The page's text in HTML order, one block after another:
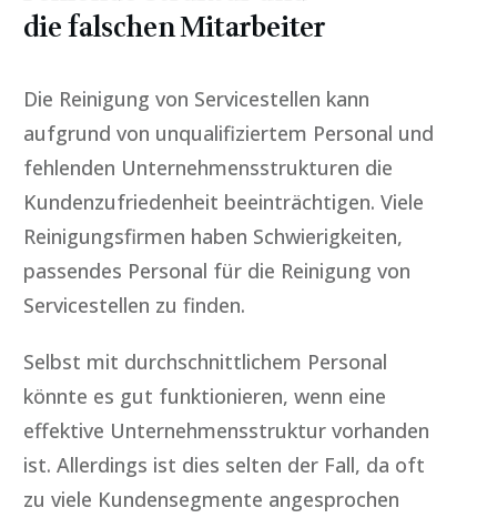
die falschen Mitarbeiter
Die Reinigung von Servicestellen kann
aufgrund von unqualifiziertem Personal und
fehlenden Unternehmensstrukturen die
Kundenzufriedenheit beeinträchtigen. Viele
Reinigungsfirmen haben Schwierigkeiten,
passendes Personal für die Reinigung von
Servicestellen zu finden.
Selbst mit durchschnittlichem Personal
könnte es gut funktionieren, wenn eine
effektive Unternehmensstruktur vorhanden
ist. Allerdings ist dies selten der Fall, da oft
zu viele Kundensegmente angesprochen